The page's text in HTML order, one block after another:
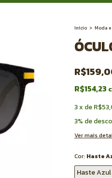
Início > Moda
R$154,23
3x de
3% de
Ver mais
Cor: Haste
Haste Azul